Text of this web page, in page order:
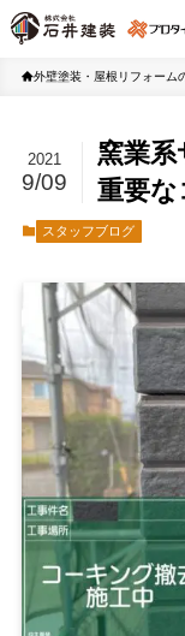
外壁塗装・屋根リフォーム
窯業
重要な
2021
9/09
スタッフブログ